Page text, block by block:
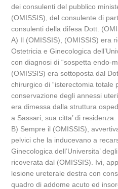
dei consulenti del pubblico
(OMISSIS), del consulente di
consulenti della difesa Dott.
A) Il (OMISSIS), (OMISSIS) era
Ostetricia e Ginecologica
con diagnosi di “sospetta endo-
(OMISSIS) era sottoposta dal
chirurgico di “isterectomia totale
conservazione degli annessi
era dimessa dalla struttura
a Sassari, sua citta’ di residenza.
B) Sempre il (OMISSIS),
pelvici che la inducevano a
Ginecologica dell’Universita’
ricoverata dal (OMISSIS). Ivi,
lesione ureterale destra con
quadro di addome acuto ed